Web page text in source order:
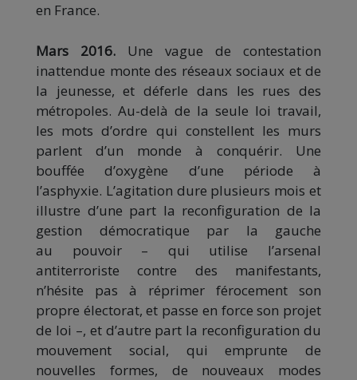
en France.
Mars 2016. Une vague de contestation
inattendue monte des réseaux sociaux et de
la jeunesse, et déferle dans les rues des
métropoles. Au-delà de la seule loi travail,
les mots d’ordre qui constellent les murs
parlent d’un monde à conquérir. Une
bouffée d’oxygène d’une période à
l’asphyxie. L’agitation dure plusieurs mois et
illustre d’une part la reconfiguration de la
gestion démocratique par la gauche
au pouvoir – qui utilise l’arsenal
antiterroriste contre des manifestants,
n’hésite pas à réprimer férocement son
propre électorat, et passe en force son projet
de loi –, et d’autre part la reconfiguration du
mouvement social, qui emprunte de
nouvelles formes, de nouveaux modes